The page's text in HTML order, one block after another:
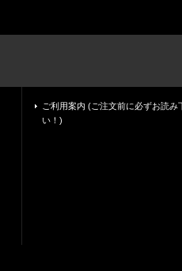
ご利用案内 (ご注文前に必ずお読み
い！)